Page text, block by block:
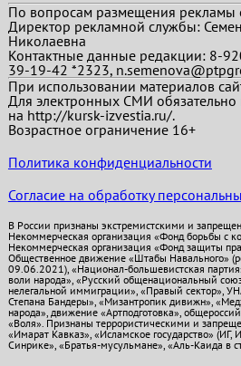
По вопросам размещения рекламы
Директор рекламной службы:
Николаевна
Контактные данные редакции: 8-
39-19-42 *2323,
При использовании материалов
Для электронных СМИ обязательно
на http://kursk-izvestia.ru/.
Возрастное ограничение 16+
Политика конфиденциальности
Согласие на обработку
В России признаны экстремистскими и
Некоммерческая организация «Фонд борьбы с
Некоммерческая организация «Фонд защиты
Общественное движение «Штабы Навального»
09.06.2021), «Национал-большевистская
воли народа», «Русский общенациональный
нелегальной иммиграции», «Правый сектор»,
Степана Бандеры», «Мизантропик дивижн»,
народа», движение «Артподготовка»,
«Воля». Признаны террористическими и
«Имарат Кавказ», «Исламское государство»
Синрике», «Братья-мусульмане», «Аль-Каида в